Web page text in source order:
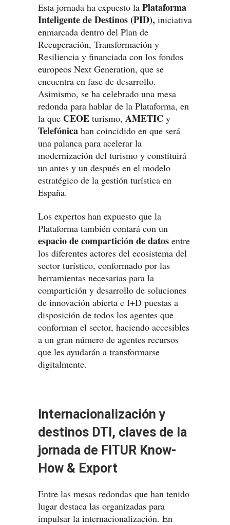
Esta jornada ha expuesto la Plataforma
Inteligente de Destinos (PID), iniciativa
enmarcada dentro del Plan de
Recuperación, Transformación y
Resiliencia y financiada con los fondos
europeos Next Generation, que se
encuentra en fase de desarrollo.
Asimismo, se ha celebrado una mesa
redonda para hablar de la Plataforma, en
la que CEOE turismo, AMETIC y
Telefónica han coincidido en que será
una palanca para acelerar la
modernización del turismo y constituirá
un antes y un después en el modelo
estratégico de la gestión turística en
España.
Los expertos han expuesto que la
Plataforma también contará con un
espacio de compartición de datos entre
los diferentes actores del ecosistema del
sector turístico, conformado por las
herramientas necesarias para la
compartición y desarrollo de soluciones
de innovación abierta e I+D puestas a
disposición de todos los agentes que
conforman el sector, haciendo accesibles
a un gran número de agentes recursos
que les ayudarán a transformarse
digitalmente.
Internacionalización y
destinos DTI, claves de la
jornada de FITUR Know-
How & Export
Entre las mesas redondas que han tenido
lugar destaca las organizadas para
impulsar la internacionalización. En